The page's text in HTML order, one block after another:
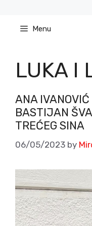
content Menu
LUKA I
ANA
BASTIJAN
TREĆEG SINA
06/05/2023 by